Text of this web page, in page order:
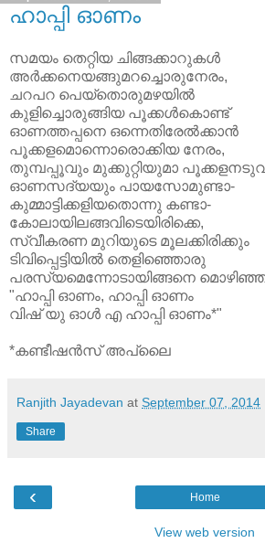
ഹാപ്പി ഓണം
സമയം തെറ്റിയ ചിങ്ങക്കാറുകൾ
അർക്കനെയങ്ങുമറച്ചൊരുനേരം,
ചറപറ പെയ്തൊരുമഴയിൽ
കുളിച്ചൊരുങ്ങിയ പൂക്കൾകൊണ്ട്
ഓണത്തപ്പനെ ഒന്നെതിരേൽക്കാൻ
പൂക്കളമൊന്നൊരൊക്കിയ നേരം,
തുമ്പപ്പൂവും മുക്കുറ്റിയുമാ
ഓണസദ്യയും പായസോമുണ്ടാ-
കുമ്മാട്ടിക്കളിയതൊന്നു കണ്ടാ-
കോലായിലങ്ങവിടെയിരിക്കെ,
സ്വീകരണ മുറിയുടെ മൂലക്കിരിക്കും
ടിവിപ്പെട്ടിയിൽ തെളിഞ്ഞൊരു
പരസ്യമെന്നോടായിങ്ങനെ
"ഹാപ്പി ഓണം, ഹാപ്പി ഓണം
വിഷ് യു ഓൾ എ ഹാപ്പി ഓണം*"
*കണ്ടീഷൻസ് അപ്ലൈ
Ranjith Jayadevan at September 07, 2014
Share
‹ Home
View web version